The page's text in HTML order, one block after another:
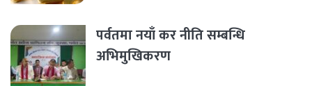
पर्वतमा नयाँ कर नीति सम्बन्धि
अभिमुखिकरण